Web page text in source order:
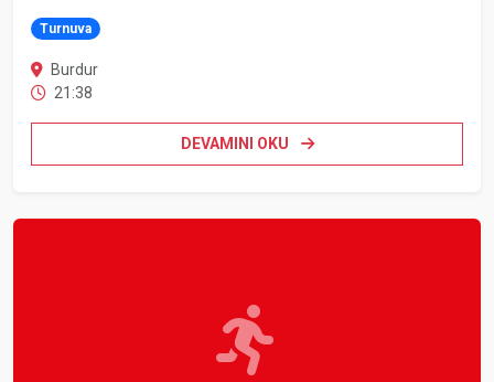
Turnuva
Burdur
21:38
DEVAMINI OKU